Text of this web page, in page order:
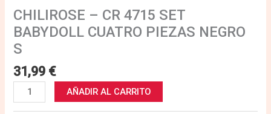
CHILIROSE – CR 4715 SET
BABYDOLL CUATRO PIEZAS NEGRO
S
31,99 €
AÑADIR AL CARRITO